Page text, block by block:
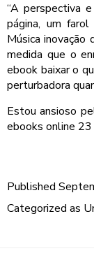
“A perspectiva
página, um
Música inovação
medida que o
ebook baixar o
perturbadora
Estou ansioso
ebooks online
Published
Categorized as